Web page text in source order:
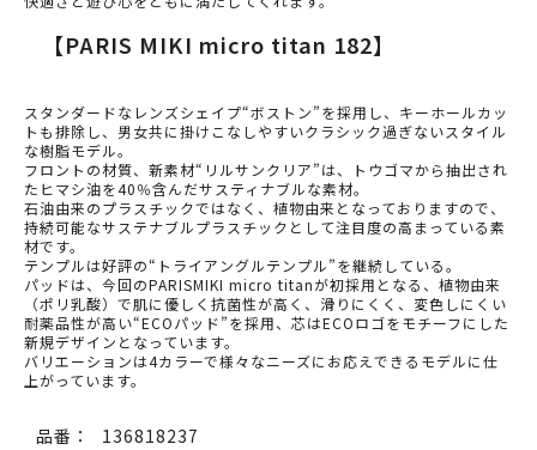
【PARIS MIKI micro titan 182】
スタンダードなレンズシェイプ“ボストン”を採用し、キーホールカッ
トも排除し、男女共に掛けこなしやすいクラシック過ぎないスタイル
な樹脂モデル。
フロントの材質、新素材“リルサンクリア”は、トウゴマから抽出され
たヒマシ油を40％含んだサスティナブルな素材。
石油由来のプラスチックではなく、植物由来となっておりますので、
持続可能なサステナブルプラスチックとして注目度の高まっている素
材です。
テンプルは好評の“トライアングルテンプル”を継続している。
パッドは、今回のPARISMIKI micro titanが初採用となる、植物由来
（ポリ乳酸）で肌に優しく抗菌性が高く、滑りにくく、変色しにくい
耐薬品性が高い“ECOパッド”を採用、芯はECOロゴをモチーフにした
新規デザインとなっています。
バリエーションは4カラーで様々なニーズにお応えできるモデルに仕
上がっています。
品番： 136818237